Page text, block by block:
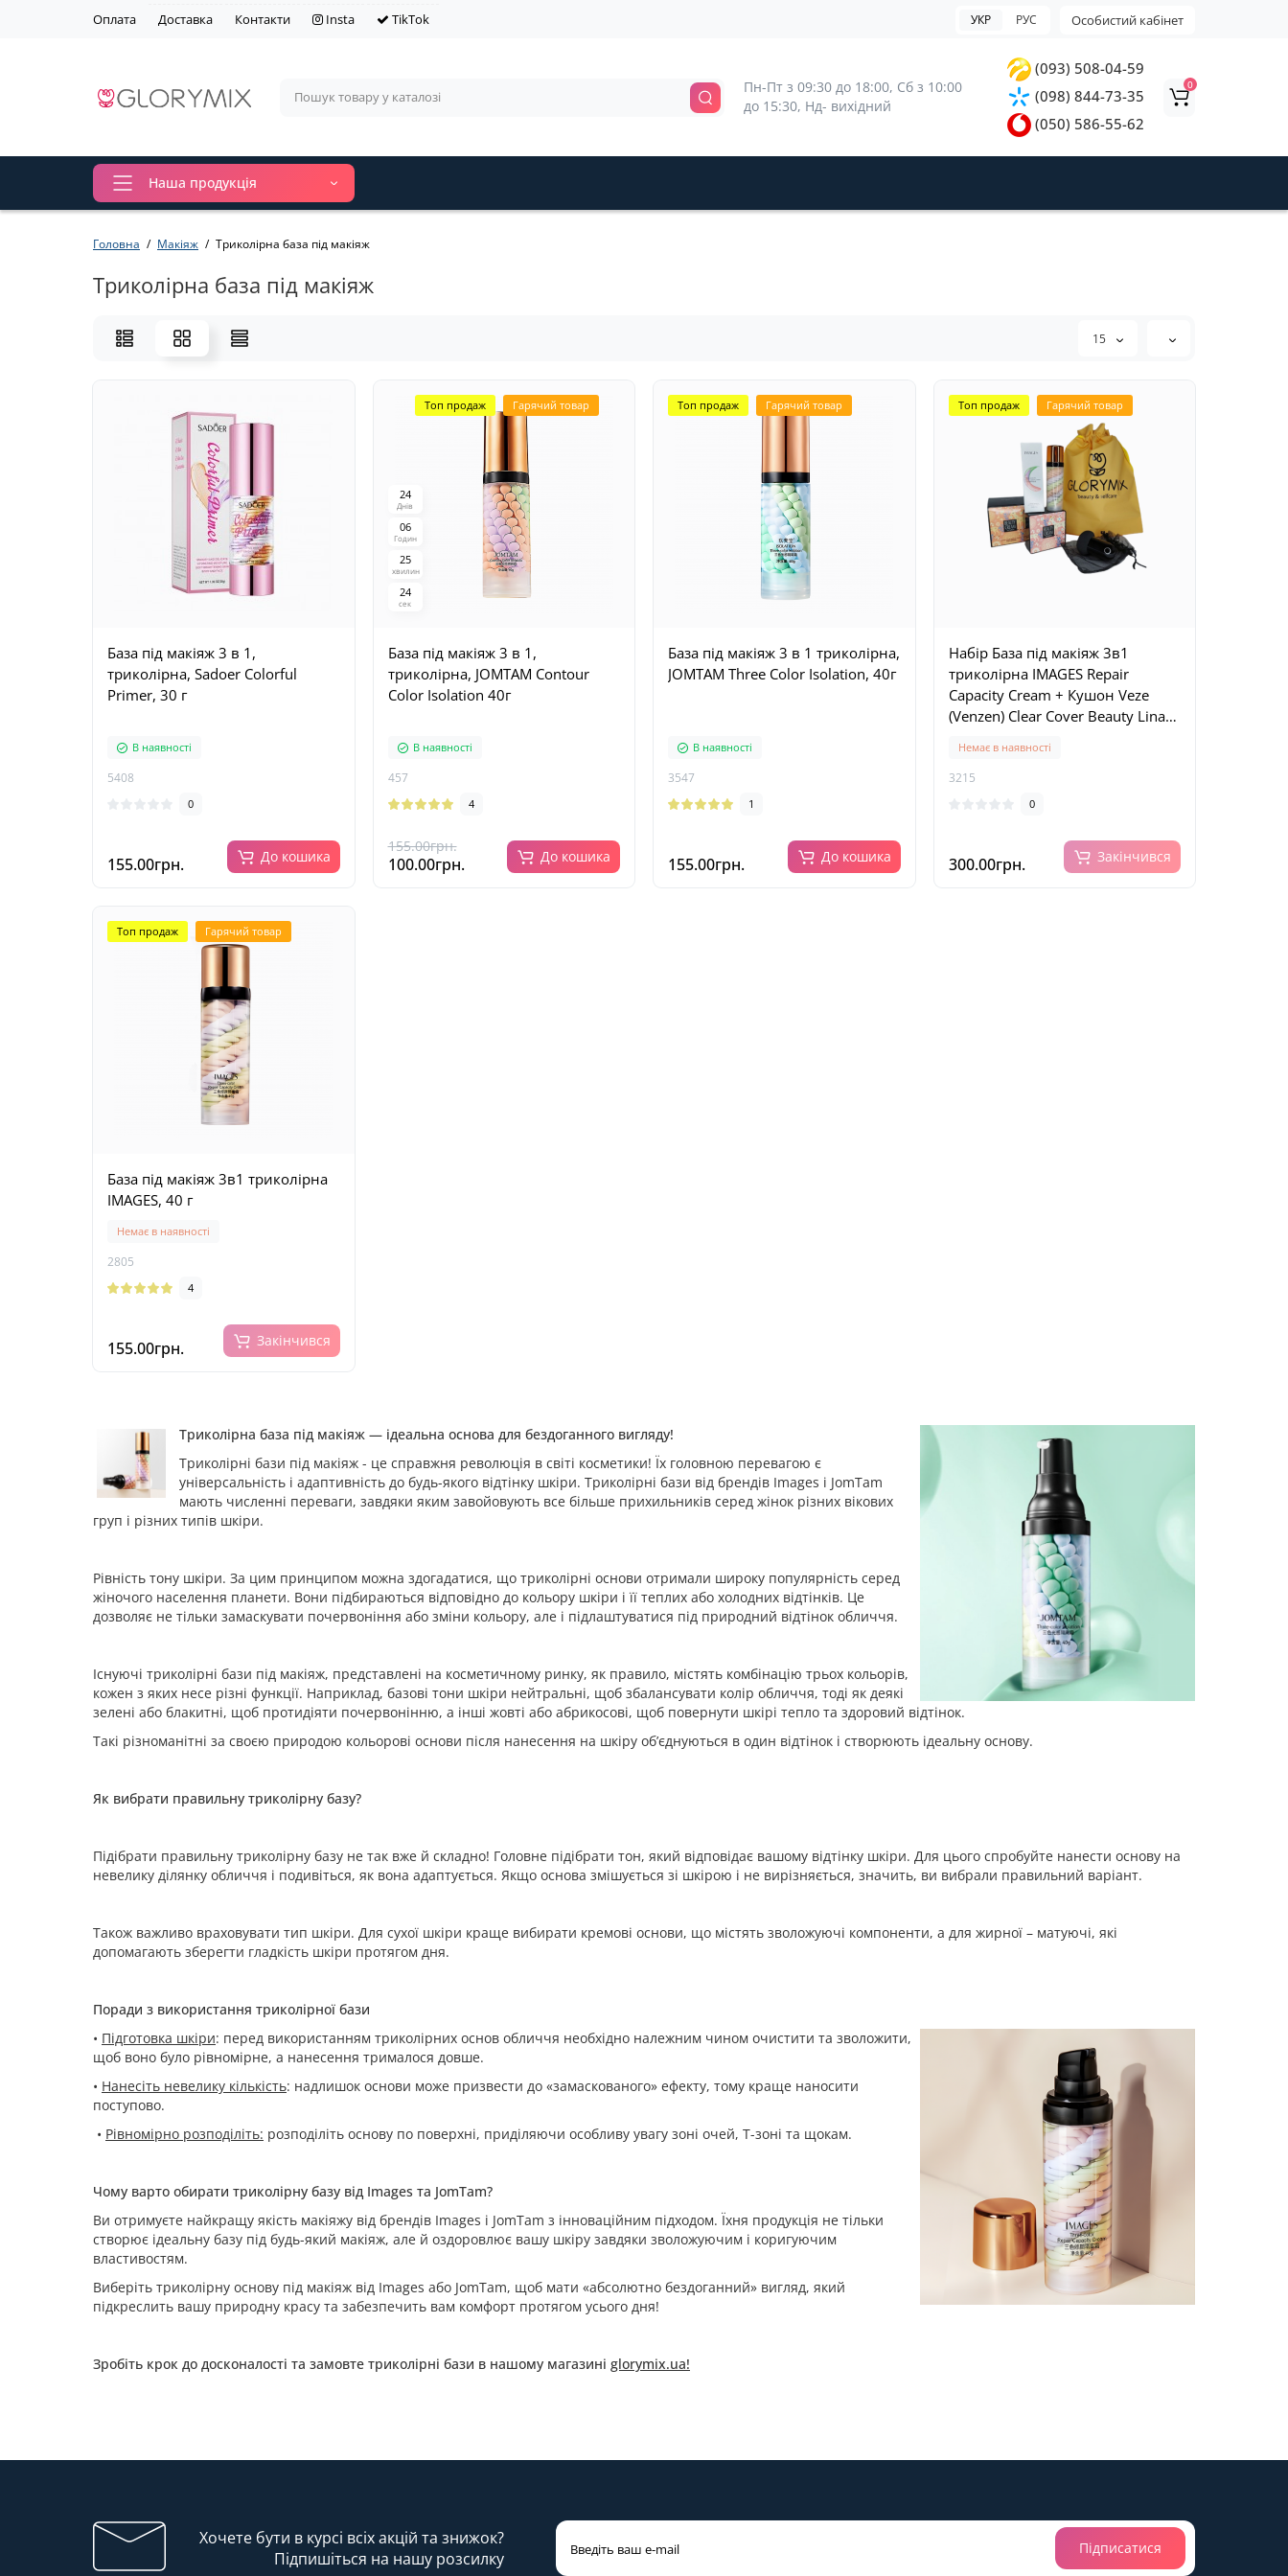
Оплата Доставка Контакти Insta TikTok Особистий кабінет
УКР РУС
Пн-Пт з 09:30 до 18:00, Сб з 10:00
до 15:30, Нд- вихідний
(093) 508-04-59
(098) 844-73-35
(050) 586-55-62
0
Наша продукція
Головна Макіяж Триколірна база під макіяж
Триколірна база під макіяж
15
База під макіяж 3 в 1,
триколірна, Sadoer Colorful
Primer, 30 г
В наявності
5408
0
155.00грн. До кошика
Топ продаж Гарячий товар
24
Днів
06
Годин
25
хвилин
23
сек
База під макіяж 3 в 1,
триколірна, JOMTAM Contour
Color Isolation 40г
В наявності
457
4
155.00грн.
100.00грн. До кошика
Топ продаж Гарячий товар
База під макіяж 3 в 1 триколірна,
JOMTAM Three Color Isolation, 40г
В наявності
3547
1
155.00грн. До кошика
Топ продаж Гарячий товар
Набір База під макіяж 3в1
триколірна IMAGES Repair
Capacity Cream + Кушон Veze
(Venzen) Clear Cover Beauty Linasi
Немає в наявності
3215
0
300.00грн. Закінчився
Топ продаж Гарячий товар
База під макіяж 3в1 триколірна
IMAGES, 40 г
Немає в наявності
2805
4
155.00грн. Закінчився
Триколірна база під макіяж — ідеальна основа для бездоганного вигляду!
Триколірні бази під макіяж - це справжня революція в світі косметики! Їх головною перевагою є
універсальність і адаптивність до будь-якого відтінку шкіри. Триколірні бази від брендів Images і JomTam
мають численні переваги, завдяки яким завойовують все більше прихильників серед жінок різних вікових
груп і різних типів шкіри.
Рівність тону шкіри. За цим принципом можна здогадатися, що триколірні основи отримали широку популярність серед
жіночого населення планети. Вони підбираються відповідно до кольору шкіри і її теплих або холодних відтінків. Це
дозволяє не тільки замаскувати почервоніння або зміни кольору, але і підлаштуватися під природний відтінок обличчя.
Існуючі триколірні бази під макіяж, представлені на косметичному ринку, як правило, містять комбінацію трьох кольорів,
кожен з яких несе різні функції. Наприклад, базові тони шкіри нейтральні, щоб збалансувати колір обличчя, тоді як деякі
зелені або блакитні, щоб протидіяти почервонінню, а інші жовті або абрикосові, щоб повернути шкірі тепло та здоровий відтінок.
Такі різноманітні за своєю природою кольорові основи після нанесення на шкіру об’єднуються в один відтінок і створюють ідеальну основу.
Як вибрати правильну триколірну базу?
Підібрати правильну триколірну базу не так вже й складно! Головне підібрати тон, який відповідає вашому відтінку шкіри. Для цього спробуйте нанести основу на
невелику ділянку обличчя і подивіться, як вона адаптується. Якщо основа змішується зі шкірою і не вирізняється, значить, ви вибрали правильний варіант.
Також важливо враховувати тип шкіри. Для сухої шкіри краще вибирати кремові основи, що містять зволожуючі компоненти, а для жирної – матуючі, які
допомагають зберегти гладкість шкіри протягом дня.
Поради з використання триколірної бази
• Підготовка шкіри: перед використанням триколірних основ обличчя необхідно належним чином очистити та зволожити,
щоб воно було рівномірне, а нанесення трималося довше.
• Нанесіть невелику кількість: надлишок основи може призвести до «замаскованого» ефекту, тому краще наносити
поступово.
• Рівномірно розподіліть: розподіліть основу по поверхні, приділяючи особливу увагу зоні очей, Т-зоні та щокам.
Чому варто обирати триколірну базу від Images та JomTam?
Ви отримуєте найкращу якість макіяжу від брендів Images і JomTam з інноваційним підходом. Їхня продукція не тільки
створює ідеальну базу під будь-який макіяж, але й оздоровлює вашу шкіру завдяки зволожуючим і коригуючим
властивостям.
Виберіть триколірну основу під макіяж від Images або JomTam, щоб мати «абсолютно бездоганний» вигляд, який
підкреслить вашу природну красу та забезпечить вам комфорт протягом усього дня!
Зробіть крок до досконалості та замовте триколірні бази в нашому магазині glorymix.ua!
Хочете бути в курсі всіх акцій та знижок?
Підпишіться на нашу розсилку
Підписатися